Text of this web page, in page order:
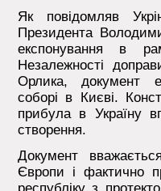
Як повідомляв
Президента
експонування в
Незалежності
Орлика, документ
соборі в Києві.
прибула в Україну
створення.
Документ
Європи і фактично